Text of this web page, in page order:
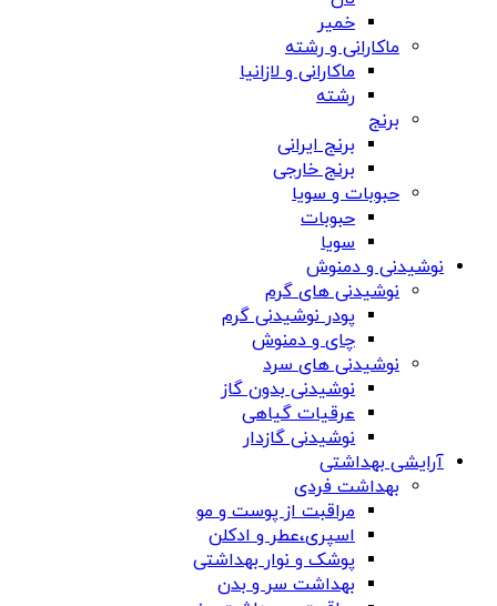
خمیر
ماکارانی و رشته
ماکارانی و لازانیا
رشته
برنج
برنج ایرانی
برنج خارجی
حبوبات و سویا
حبوبات
سویا
نوشیدنی و دمنوش
نوشیدنی های گرم
پودر نوشیدنی گرم
چای و دمنوش
نوشیدنی های سرد
نوشیدنی بدون گاز
عرقیات گیاهی
نوشیدنی گازدار
آرایشی بهداشتی
بهداشت فردی
مراقبت از پوست و مو
اسپری،عطر و ادکلن
پوشک و نوار بهداشتی
بهداشت سر و بدن